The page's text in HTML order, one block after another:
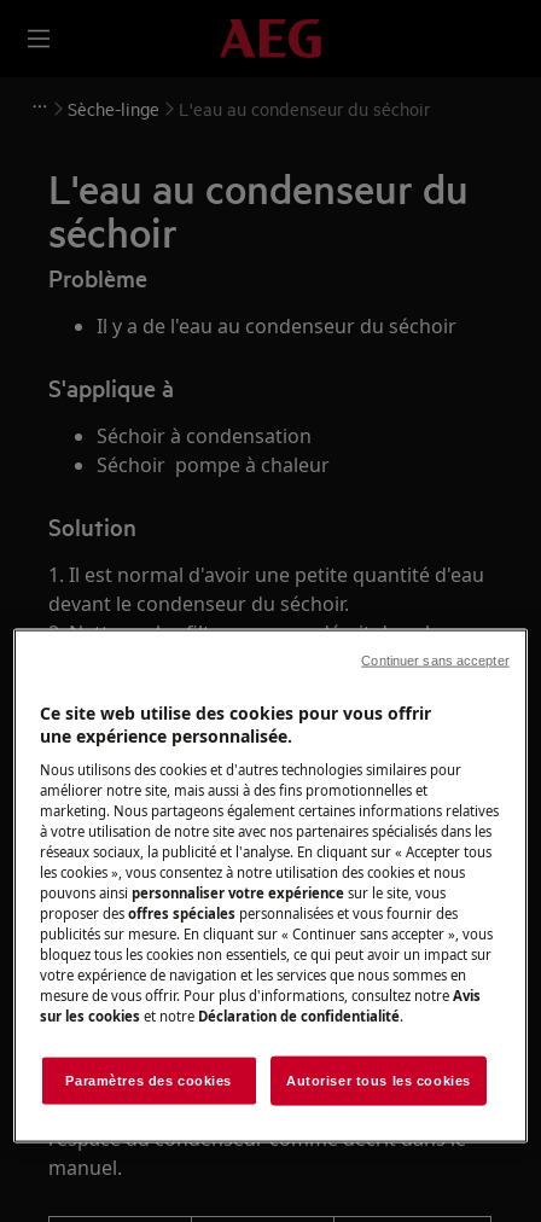
Sèche-linge L'eau au condenseur du séchoir
L'eau au condenseur du
séchoir
Problème
Il y a de l'eau au condenseur du séchoir
S'applique à
Séchoir à condensation
Séchoir pompe à chaleur
Solution
1. Il est normal d'avoir une petite quantité d'eau
devant le condenseur du séchoir.
2. Nettoyez les filtres comme décrit dans le
3. Nettoyez les ailettes du condenseur et de
l'espace du condenseur comme décrit dans le
manuel.
Ce site web utilise des cookies pour vous offrir
une expérience personnalisée.
Nous utilisons des cookies et d'autres technologies similaires pour
améliorer notre site, mais aussi à des fins promotionnelles et
marketing. Nous partageons également certaines informations relatives
à votre utilisation de notre site avec nos partenaires spécialisés dans les
réseaux sociaux, la publicité et l'analyse. En cliquant sur « Accepter tous
les cookies », vous consentez à notre utilisation des cookies et nous
pouvons ainsipersonnaliser votre expériencesur le site, vous
proposer desoffres spéciales personnalisées et vous fournir des
publicités sur mesure. En cliquant sur « Continuer sans accepter », vous
bloquez tous les cookies non essentiels, ce qui peut avoir un impact sur
votre expérience de navigation et les services que nous sommes en
mesure de vous offrir. Pour plus d'informations, consultez notreAvis
sur les cookies et notre Déclaration de confidentialité.
Paramètres des cookies Autoriser tous les cookies
Continuer sans accepter